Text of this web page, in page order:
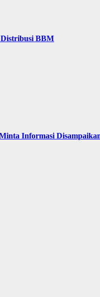
Distribusi BBM
Informasi